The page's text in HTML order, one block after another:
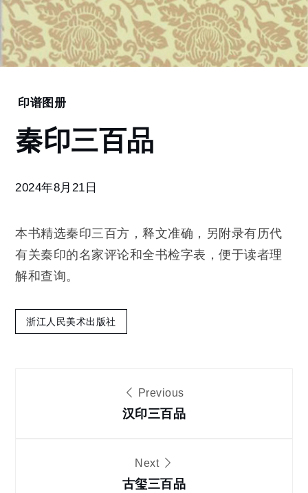
Home
印
三
品
印谱图册
秦印三百品
2024年8月21日
本书精选秦印三百方，释文准确，另附录有历代
有关秦印的名家评论和全书检字表，便于读者理
解和查询。
浙江人民美术出版社
Previous
汉印三百品
Next
古玺三百品